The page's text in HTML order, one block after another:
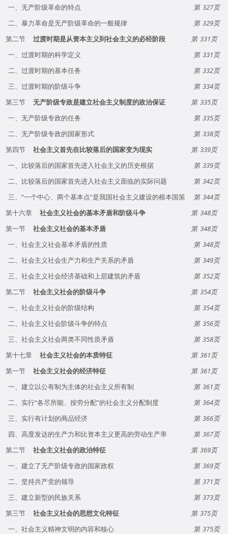
一、无产阶级革命的特点
327
二、暴力革命是无产阶级革命的一般规律
329
第二节
过渡时期是从资本主义到社会主义的必经阶段
331
一、过渡时期的科学定义
331
二、过渡时期的基本任务
332
三、过渡时期的阶级斗争
334
第三节
无产阶级专政是建立社会主义制度的政治保证
335
一、无产阶级专政的任务
335
二、无产阶级专政的国家形式
338
第四节
社会主义首先在比较落后的国家变为现实
339
一、比较落后的国家首先进入社会主义的历史根据
339
二、比较落后的国家首先进入社会主义面临的实际问题
342
三、“一个中心、两个基本点”是我国社会主义建设的根本国策
344
第十六章
社会主义社会的基本矛盾和阶级斗争
348
第一节
社会主义社会的基本矛盾
348
一、社会主义社会基本矛盾的性质
348
二、社会主义社会生产力和生产关系的矛盾
349
三、社会主义社会经济基础和上层建筑的矛盾
352
第二节
社会主义社会的阶级斗争
354
一、社会主义社会的阶级结构
354
二、社会主义社会阶级斗争的特点
356
三、社会主义社会两类不同性质矛盾
358
第十七章
社会主义社会的本质特征
361
第一节
社会主义社会的经济特征
361
一、建立以公有制为主体的社会主义所有制
361
二、实行“各尽所能、按劳分配”的社会主义分配制度
364
三、实行有计划的商品经济
366
四、高度发达的生产力和比资本主义更高的劳动生产率
367
第二节
社会主义社会的政治特征
369
一、建立了无产阶级专政的国家政权
369
二、坚持共产党的领导
371
三、建立新型的民族关系
373
第三节
社会主义社会的思想文化特征
375
一、社会主义精神文明的内容和核心
375